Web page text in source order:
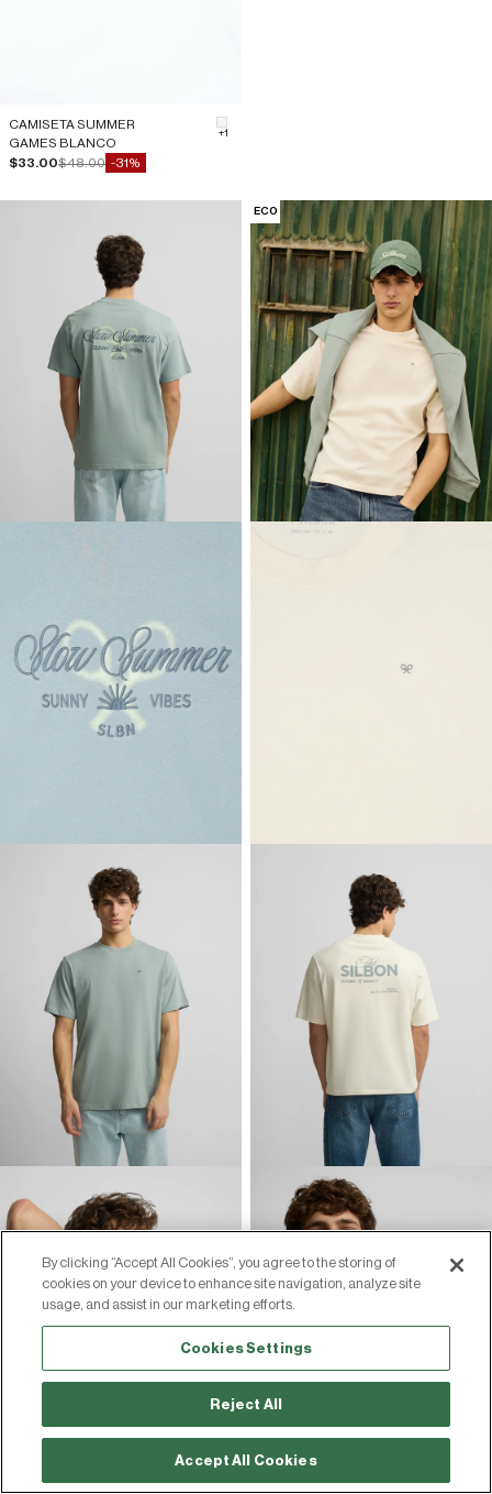
CAMISETA SUMMER
GAMES BLANCO
Precio de oferta
$33.00Precio normal
$48.00 -31%
#F5F5F5
+1
ECO
By clicking “Accept All Cookies”, you agree to the storing of
cookies on your device to enhance site navigation, analyze site
usage, and assist in our marketing efforts.
Cookies Settings
Reject All
Accept All Cookies